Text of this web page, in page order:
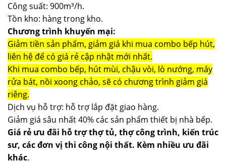
Công suất: 900m³/h.
Tồn kho: hàng trong kho.
Chương trình khuyến mại:
Giảm tiền sản phẩm, giảm giá khi mua combo bếp hút,
liên hệ để có giá rẻ cập nhật mới nhất.
Khi mua combo bếp, hút mùi, chậu vòi, lò nướng, máy
rửa bát, nồi xoong chảo, sẽ có chương trình giảm giá
riêng.
Dịch vụ hỗ trợ: hỗ trợ lắp đặt giao hàng.
Giảm giá sâu nhất 40% các sản phẩm thiết bị nhà bếp.
Giá rẻ ưu đãi hỗ trợ thợ tủ, thợ công trình, kiến trúc
sư, các đơn vị thi công nội thất. Kèm nhiều ưu đãi
khác.